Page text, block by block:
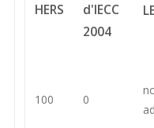
HERS
d'IECC
2004
100 0